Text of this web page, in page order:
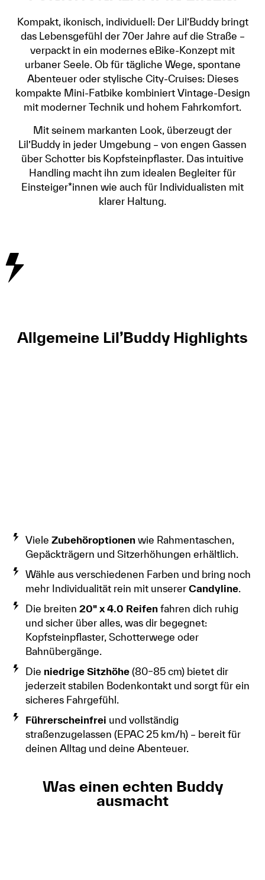
Kompakt, ikonisch, individuell: Der Lil’Buddy bringt
das Lebensgefühl der 70er Jahre auf die Straße –
verpackt in ein modernes eBike-Konzept mit
urbaner Seele. Ob für tägliche Wege, spontane
Abenteuer oder stylische City-Cruises: Dieses
kompakte Mini-Fatbike kombiniert Vintage-Design
mit moderner Technik und hohem Fahrkomfort.
Mit seinem markanten Look, überzeugt der
Lil’Buddy in jeder Umgebung – von engen Gassen
über Schotter bis Kopfsteinpflaster. Das intuitive
Handling macht ihn zum idealen Begleiter für
Einsteiger*innen wie auch für Individualisten mit
klarer Haltung.
Allgemeine Lil’Buddy Highlights
Viele Zubehöroptionenwie Rahmentaschen,
Gepäckträgern und Sitzerhöhungen erhältlich.
Wähle aus verschiedenen Farben und bring noch
mehr Individualität rein mit unserer Candyline.
Die breiten 20" x 4.0 Reifenfahren dich ruhig
und sicher über alles, was dir begegnet:
Kopfsteinpflaster, Schotterwege oder
Bahnübergänge.
Die niedrige Sitzhöhe(80–85 cm) bietet dir
jederzeit stabilen Bodenkontakt und sorgt für ein
sicheres Fahrgefühl.
Führerscheinfrei und vollständig
straßenzugelassen (EPAC 25 km/h) – bereit für
deinen Alltag und deine Abenteuer.
Was einen echten Buddy
ausmacht